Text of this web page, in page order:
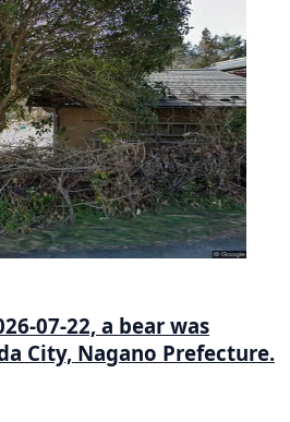
07-22, a bear was
City, Nagano Prefecture.